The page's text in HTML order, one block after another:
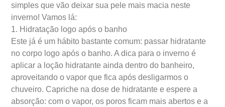
simples que vão deixar sua pele mais macia neste
inverno! Vamos lá:
1. Hidratação logo após o banho
Este já é um hábito bastante comum: passar hidratante
no corpo logo após o banho. A dica para o inverno é
aplicar a loção hidratante ainda dentro do banheiro,
aproveitando o vapor que fica após desligarmos o
chuveiro. Capriche na dose de hidratante e espere a
absorção: com o vapor, os poros ficam mais abertos e a